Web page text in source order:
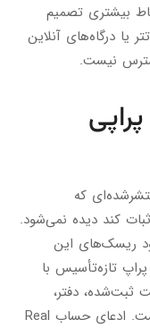
بیشتری تصمیم
یا درگاه‌های آنلاین
نیست.
که
کند دیده نمی‌شود.
ریسک‌های این
تازه‌تأسیس با
ثبت‌شده، دفتر،
مدیران، مجوز و ساختار مالی آن روشن نیست. ادعای حساب Real